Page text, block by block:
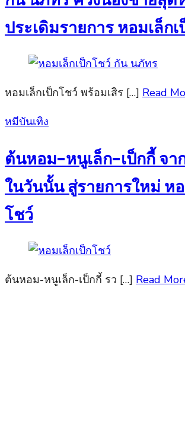
ประเดิมรายการ หอมเล็ก
หอมเล็กเป็กโชว์ พร้อมเสิร […] Read
Posted
หมีบันเทิง
ต้นหอม-หนูเล็ก-เป็กกี้ จา
ในวันนั้น สู่รายการใหม่ ห
โชว์
ต้นหอม-หนูเล็ก-เป็กกี้ รว […] Read